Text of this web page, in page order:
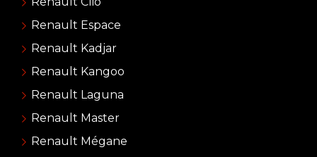
Renault Espace
Renault Kadjar
Renault Kangoo
Renault Laguna
Renault Master
Renault Mégane